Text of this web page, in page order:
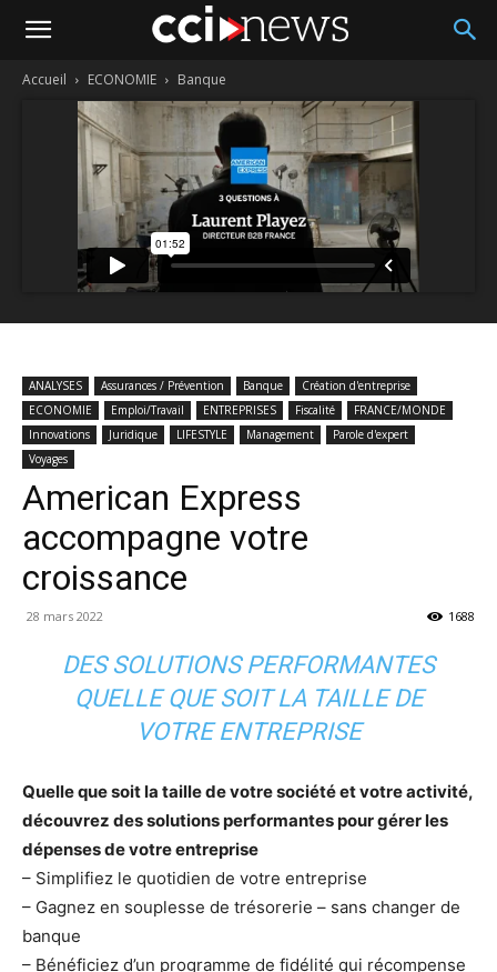
Accueil ECONOMIE Banque
ANALYSES Assurances / Prévention Banque
Création d'entreprise
ECONOMIE
Emploi/Travail ENTREPRISES Fiscalité
FRANCE/MONDE
Innovations
Juridique LIFESTYLE Management
Parole d'expert
Voyages
American Express
accompagne votre
croissance
28 mars 2022 1688
DES SOLUTIONS PERFORMANTES
QUELLE QUE SOIT LA TAILLE DE
VOTRE ENTREPRISE
Quelle que soit la taille de votre société et votre activité,
découvrez des solutions performantes pour gérer les
dépenses de votre entreprise
– Simplifiez le quotidien de votre entreprise
– Gagnez en souplesse de trésorerie – sans changer de
banque
– Bénéficiez d’un programme de fidélité qui récompense